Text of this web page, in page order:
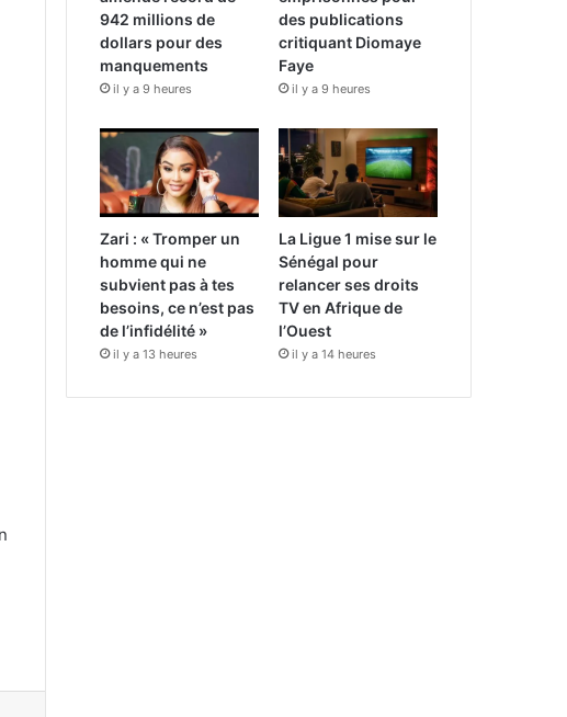
942 millions de
dollars pour des
manquements
il y a 9 heures
des publications
critiquant Diomaye
Faye
il y a 9 heures
Zari : « Tromper un
homme qui ne
subvient pas à tes
besoins, ce n’est pas
de l’infidélité »
il y a 13 heures
La Ligue 1 mise sur le
Sénégal pour
relancer ses droits
TV en Afrique de
l’Ouest
il y a 14 heures